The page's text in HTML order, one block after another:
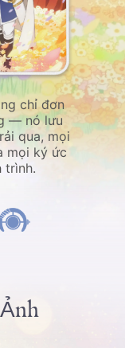
chỉ đơn
— nó lưu
qua, mọi
mọi ký ức
trình.